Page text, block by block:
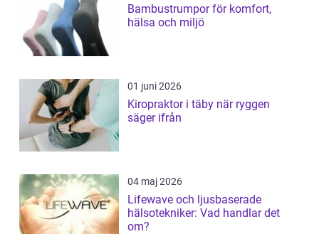
Bambustrumpor för komfort,
hälsa och miljö
01 juni 2026
Kiropraktor i täby när ryggen
säger ifrån
04 maj 2026
Lifewave och ljusbaserade
hälsotekniker: Vad handlar det
om?